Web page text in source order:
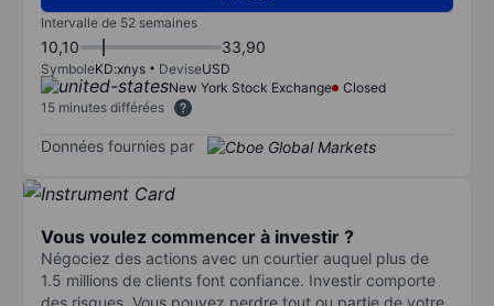
Intervalle de 52 semaines
10,10 33,90
SymboleKD:xnys DeviseUSD
New York Stock Exchange
Closed
15 minutes différées
Données fournies par
Vous voulez commencer à investir ?
Négociez des actions avec un courtier auquel plus de
1.5 millions de clients font confiance. Investir comporte
des risques. Vous pouvez perdre tout ou partie de votre